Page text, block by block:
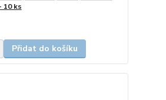
10 ks
Přidat do košíku